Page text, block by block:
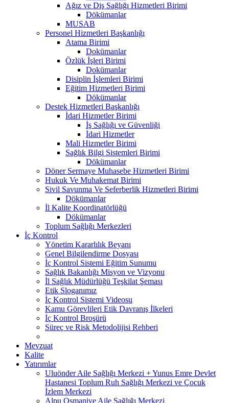
Ağız ve Diş Sağlığı Hizmetleri Birimi
Dökümanlar
MUSAB
Personel Hizmetleri Başkanlığı
Atama Birimi
Dokümanlar
Özlük İşleri Birimi
Dokümanlar
Disiplin İşlemleri Birimi
Eğitim Hizmetleri Birimi
Dökümanlar
Destek Hizmetleri Başkanlığı
İdari Hizmetler Birimi
İş Sağlığı ve Güvenliği
İdari Hizmetler
Mali Hizmetler Birimi
Sağlık Bilgi Sistemleri Birimi
Dökümanlar
Döner Sermaye Muhasebe Hizmetleri Birimi
Hukuk Ve Muhakemat Birimi
Sivil Savunma Ve Seferberlik Hizmetleri Birimi
Dökümanlar
İl Kalite Koordinatörlüğü
Dökümanlar
Toplum Sağlığı Merkezleri
İç Kontrol
Yönetim Kararlılık Beyanı
Genel Bilgilendirme Dosyası
İç Kontrol Sistemi Eğitim Sunumu
Sağlık Bakanlığı Misyon ve Vizyonu
İl Sağlık Müdürlüğü Teşkilat Şeması
Etik Sloganımız
İç Kontrol Sistemi Videosu
Kamu Görevlileri Etik Davranış İlkeleri
İç Kontrol Broşürü
Süreç ve Risk Metodolijisi Rehberi
Mevzuat
Kalite
Yatırımlar
Uluönder Aile Sağlığı Merkezi + Yunus Emre Devlet
Hastanesi Toplum Ruh Sağlığı Merkezi ve Çocuk
İzlem Merkezi
Alpu Osmaniye Aile Sağlığı Merkezi